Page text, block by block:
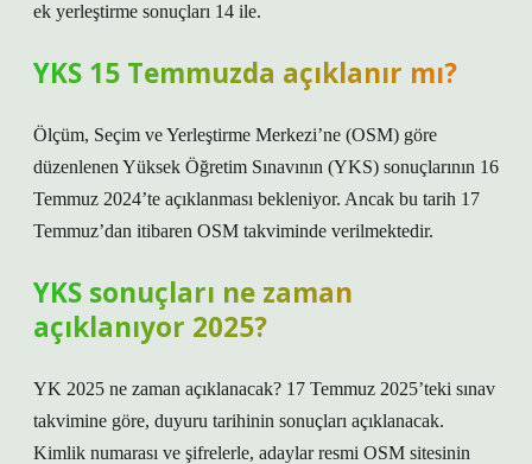
ek yerleştirme sonuçları 14 ile.
YKS 15 Temmuzda açıklanır mı?
Ölçüm, Seçim ve Yerleştirme Merkezi’ne (OSM) göre
düzenlenen Yüksek Öğretim Sınavının (YKS) sonuçlarının 16
Temmuz 2024’te açıklanması bekleniyor. Ancak bu tarih 17
Temmuz’dan itibaren OSM takviminde verilmektedir.
YKS sonuçları ne zaman
açıklanıyor 2025?
YK 2025 ne zaman açıklanacak? 17 Temmuz 2025’teki sınav
takvimine göre, duyuru tarihinin sonuçları açıklanacak.
Kimlik numarası ve şifrelerle, adaylar resmi OSM sitesinin